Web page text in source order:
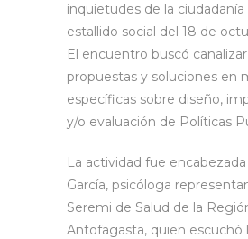
inquietudes de la
estallido social del 18 de
El encuentro buscó
propuestas y soluciones en
específicas sobre diseño,
y/o evaluación de Políticas
La actividad fue
García, psicóloga
Seremi de Salud de la
Antofagasta, quien escuchó